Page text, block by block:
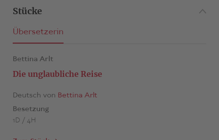
Stücke
Übersetzerin
Bettina Arlt
Die unglaubliche Reise
Deutsch von Bettina Arlt
Besetzung
1D / 4H